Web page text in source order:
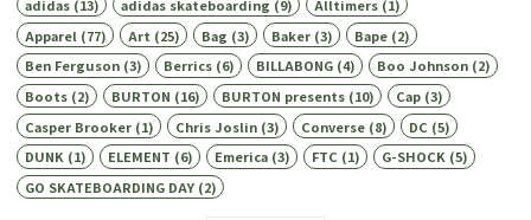
adidas(13) adidas skateboarding (9) Alltimers(1)
Apparel (77) Art (25) Bag (3) Baker(3) Bape(2)
Ben Ferguson(3) Berrics(6) BILLABONG(4) Boo Johnson(2)
Boots(2) BURTON (16) BURTON presents(10) Cap(3)
Casper Brooker(1) Chris Joslin(3) Converse(8) DC (5)
DUNK(1) ELEMENT (6) Emerica(3) FTC (1) G-SHOCK(5)
GO SKATEBOARDING DAY(2)